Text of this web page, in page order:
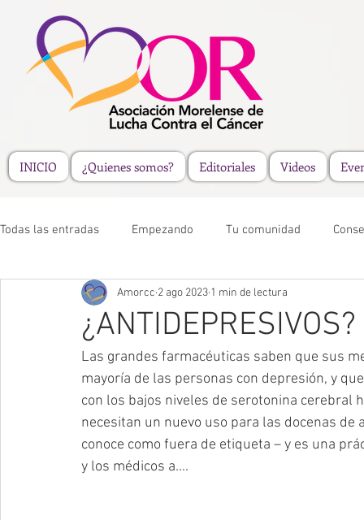
INICIO ¿Quienes somos? Editoriales Videos
Todas las entradas Empezando Tu comunidad
¿ANTIDEPRESIVOS?
Amorcc 2 ago 2023 1 min de lectura
Las grandes farmacéuticas saben que sus
mayoría de las personas con depresión, y
con los bajos niveles de serotonina cerebral
necesitan un nuevo uso para las docenas
conoce como fuera de etiqueta – y es una
y los médicos a....